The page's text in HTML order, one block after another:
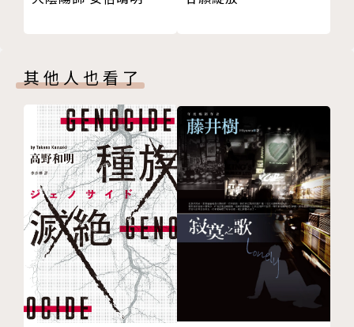
透過文字，作者誠實地剖開自己，直視內在的壓抑、脆
書中收錄〈麵包超人〉（林榮三文學獎散文獎）、〈西
瓜甜不甜〉（林榮三文學獎小品文獎）、〈訪到心坎〉
（九歌113年散文選）、〈少年維生的煩惱〉（新北市
文學獎成人組散文獎）等篇章。
作者簡介
洪倪
寫作者。生於1996年，來自彰化海線。另一身分為Yo
uTube頻道「哈哈台」節目企劃兼主持人傑尼。
輯四 有點甜又不會太甜
祭品之力
視覺與嗅覺不可兼得
有病呻吟
乳首是瞻
紅蘿蔔只能出現在標題
西瓜甜不甜
數位月老
訪到心坎
後記 不寫會忘
電子書特別收錄 與素玉 aka 洪倪媽媽的哈哈對話
版權頁
其他人也看了